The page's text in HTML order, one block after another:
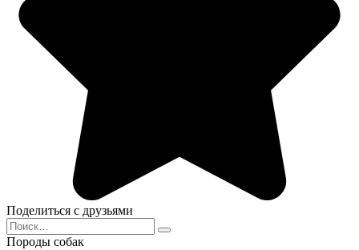
Поделиться с друзьями
Search
for:
Породы собак